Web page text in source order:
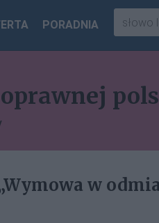
PORADNIA
w